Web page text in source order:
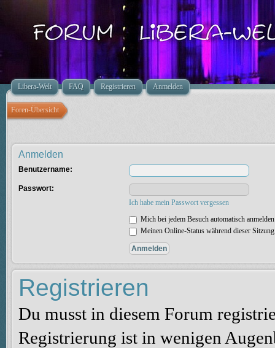
Libera-Welt FAQ Registrieren Anmelden
Foren-Übersicht
Anmelden
Benutzername:
Passwort:
Ich habe mein Passwort vergessen
Mich bei jedem Besuch automatisch anmelden
Meinen Online-Status während dieser
Registrieren
Du musst in diesem Forum
Registrierung ist in wenigen